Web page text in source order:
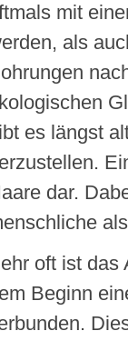
mit
als
es längst
dar.
oft ist das
Beginn